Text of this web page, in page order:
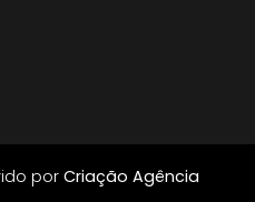
porCriação Agência